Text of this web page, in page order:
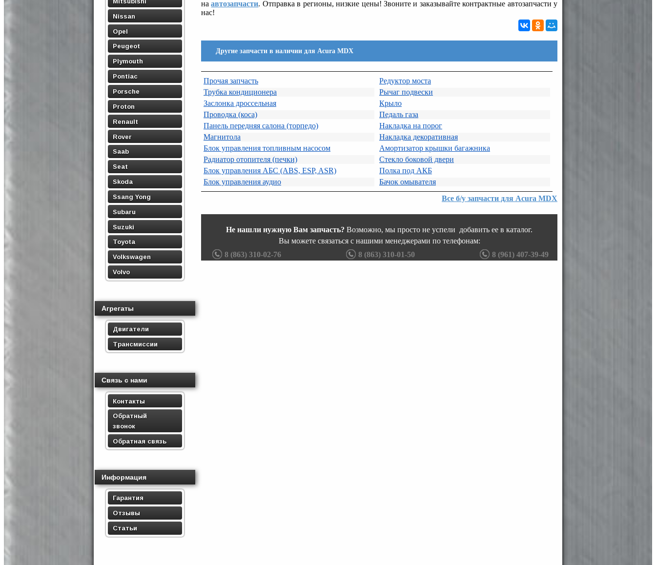
Nissan
Opel
Peugeot
Plymouth
Pontiac
Porsche
Proton
Renault
Rover
Saab
Seat
Skoda
Ssang Yong
Subaru
Suzuki
Toyota
Volkswagen
Volvo
Агрегаты
Двигатели
Трансмиссии
Связь с нами
Контакты
Обратный
звонок
Обратная связь
Информация
Гарантия
Отзывы
Статьи
наавтозапчасти. Отправка в регионы, низкие цены! Звоните и заказывайте контрактные автозапчасти у
нас!
Другие запчасти в наличии для Acura MDX
Прочая запчасть
Трубка кондиционера
Заслонка дроссельная
Проводка (коса)
Панель передняя салона (торпедо)
Магнитола
Блок управления топливным насосом
Радиатор отопителя (печки)
Блок управления АБС (ABS, ESP, ASR)
Блок управления аудио
Редуктор моста
Рычаг подвески
Крыло
Педаль газа
Накладка на порог
Накладка декоративная
Амортизатор крышки багажника
Стекло боковой двери
Полка под АКБ
Бачок омывателя
Все б/у запчасти для Acura MDX
Не нашли нужную Вам запчасть? Возможно, мы просто не успели добавить ее в каталог.
Вы можете связаться с нашими менеджерами по телефонам:
8 (863) 310-02-76
8 (863) 310-01-50 8 (961) 407-39-49